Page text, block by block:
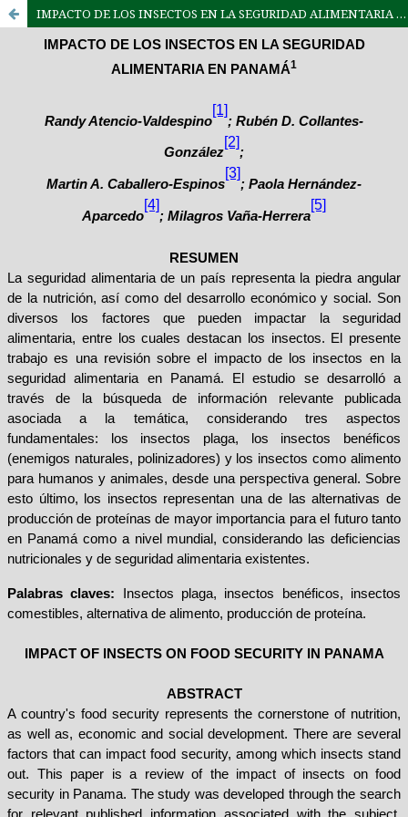
IMPACTO DE LOS INSECTOS EN LA SEGURIDAD ALIMENTARIA EN PANAMÁ